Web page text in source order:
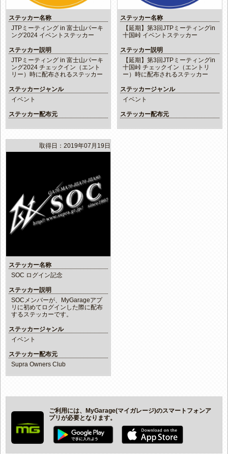
ステッカー名称
JTPミーティング in 富士山パーキ
ング2024 イベントステッカー
ステッカー説明
JTPミーティング in 富士山パーキ
ング2024 チェックイン（エント
リー）時に配布されるステッカー
ステッカージャンル
イベント
ステッカー配布元
ステッカー名称
【延期】第3回JTPミーティングin
十国峠 イベントステッカー
ステッカー説明
【延期】第3回JTPミーティングin
十国峠 チェックイン（エントリ
ー）時に配布されるステッカー
ステッカージャンル
イベント
ステッカー配布元
取得日：2019年07月19日
ステッカー名称
SOC ログイン記念
ステッカー説明
SOCメンバーが、MyGarageアプ
リに初めてログインした際に配布
するステッカーです。
ステッカージャンル
イベント
ステッカー配布元
Supra Owners Club
ご利用には、MyGarage(マイガレージ)のスマートフォンア
プリが必要となります。